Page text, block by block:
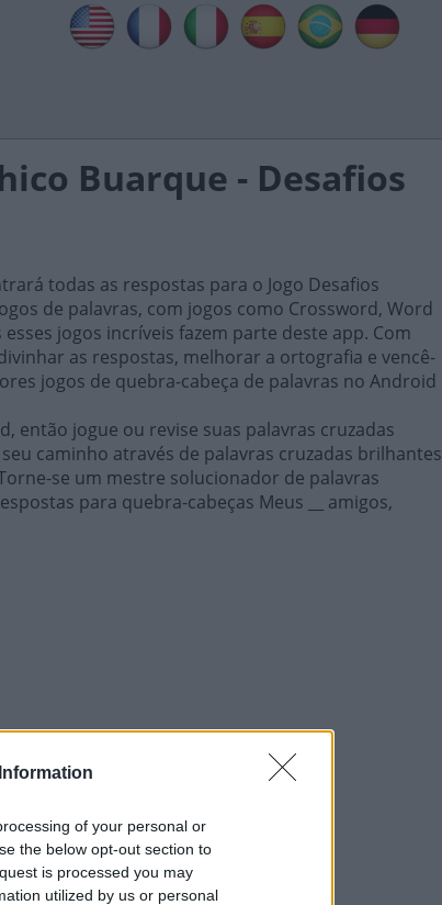
of your personal or
the below opt-out section to
is processed you may
utilized by us or personal
Buarque - Desafios
todas as respostas para o Jogo Desafios
de palavras, com jogos como Crossword, Word
jogos incríveis fazem parte deste app. Com
as respostas, melhorar a ortografia e vencê-
jogos de quebra-cabeça de palavras no Android
então jogue ou revise suas palavras cruzadas
caminho através de palavras cruzadas brilhantes
se um mestre solucionador de palavras
para quebra-cabeças Meus __ amigos,